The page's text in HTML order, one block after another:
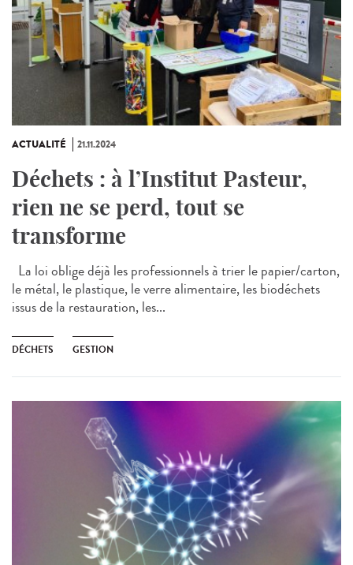
ACTUALITÉ 21.11.2024
Déchets : à l’Institut Pasteur,
rien ne se perd, tout se
transforme
La loi oblige déjà les professionnels à trier le papier/carton,
le métal, le plastique, le verre alimentaire, les biodéchets
issus de la restauration, les...
DÉCHETS GESTION